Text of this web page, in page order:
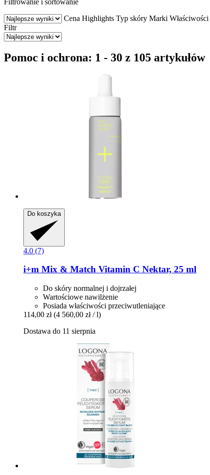
Cena Highlights Typ skóry Marki Właściwości
Filtr
Pomoc i ochrona: 1 - 30 z 105 artykułów
Do koszyka
4.0 (7)
i+m Mix & Match Vitamin C Nektar, 25 ml
Do skóry normalnej i dojrzałej
Wartościowe nawilżenie
Posiada właściwości przeciwutleniające
114,00 zł (4 560,00 zł / l)
Dostawa do 11 sierpnia